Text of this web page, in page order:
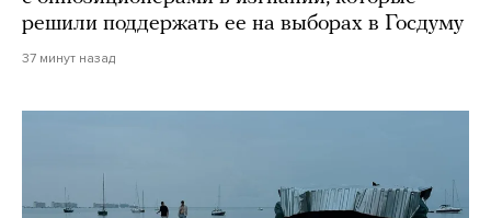
решили поддержать ее на выборах в Госдуму
37 минут назад